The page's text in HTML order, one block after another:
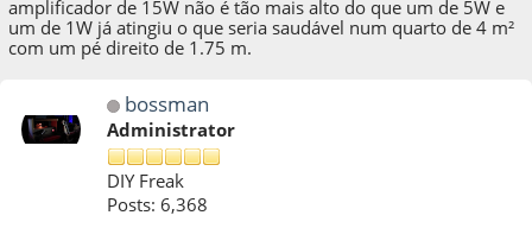
amplificador de 15W não é tão mais alto do que um de 5W e
um de 1W já atingiu o que seria saudável num quarto de 4 m²
com um pé direito de 1.75 m.
bossman
Administrator
DIY Freak
Posts: 6,368